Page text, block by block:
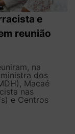
e
reunião
na
dos
Macaé
nas
e Centros